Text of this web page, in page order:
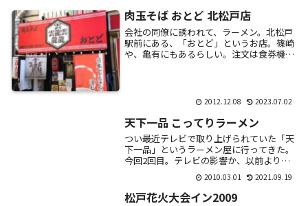
肉玉そば おとど 北松戸店
会社の同僚に誘われて、ラーメン。北松戸
駅前にある、「おとど」というお店。篠崎
や、亀有にもあるらしい。注文は食券機。
2012.12.08 2023.07.02
天下一品 こってりラーメン
つい最近テレビで取り上げられていた「天
下一品」というラーメン屋に行ってきた。
今回2回目。テレビの影響か、以前よりも
ずいぶん混んでた。これはすごい宣伝効
果。一番有名な「こってりラーメン」 並
700円鶏が...
2010.03.01 2021.09.19
松戸花火大会イン2009